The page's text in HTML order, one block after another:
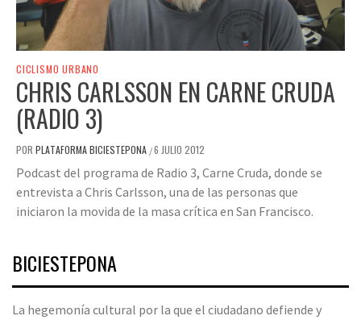
CICLISMO URBANO
CHRIS CARLSSON EN CARNE CRUDA
(RADIO 3)
POR PLATAFORMA BICIESTEPONA /6 JULIO 2012
Podcast del programa de Radio 3, Carne Cruda, donde se
entrevista a Chris Carlsson, una de las personas que
iniciaron la movida de la masa crítica en San Francisco.
BICIESTEPONA
La hegemonía cultural por la que el ciudadano defiende y